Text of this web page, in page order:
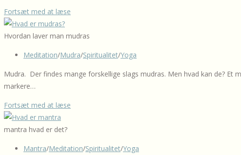
Fortsæt med at læse
er
Hvordan laver man mudras
Post
Meditation/Mudra/Spiritualitet/Yoga
Mudra. Der findes mange forskellige slags mudras. Men hvad kan de?
markere…
Fortsæt med at læse
mantra hvad er det?
Post
Mantra/Meditation/Spiritualitet/Yoga